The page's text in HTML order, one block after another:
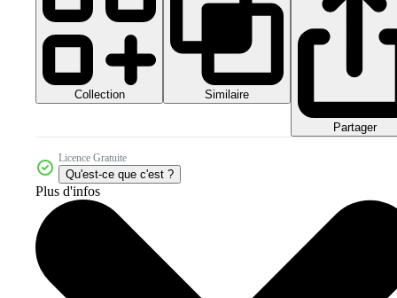
Collection Similaire
Partager
Licence Gratuite
Qu'est-ce que c'est ?
Plus d'infos